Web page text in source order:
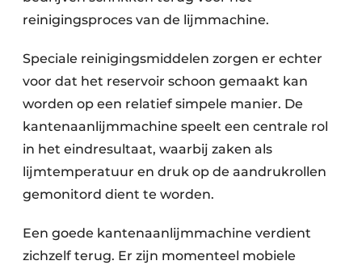
reinigingsproces van de lijmmachine.
Speciale reinigingsmiddelen zorgen er echter
voor dat het reservoir schoon gemaakt kan
worden op een relatief simpele manier. De
kantenaanlijmmachine speelt een centrale rol
in het eindresultaat, waarbij zaken als
lijmtemperatuur en druk op de aandrukrollen
gemonitord dient te worden.
Een goede kantenaanlijmmachine verdient
zichzelf terug. Er zijn momenteel mobiele